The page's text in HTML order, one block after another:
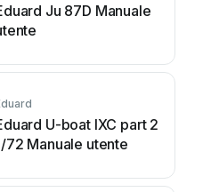
Ju 87D Manuale
U-boat IXC part 2
72 Manuale utente